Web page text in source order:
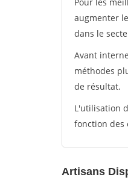
augmenter
dans le
Avant
méthodes
de résultat.
L'utilisation
fonction des
Artisans